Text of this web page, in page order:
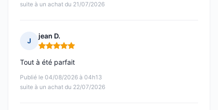
suite à un achat du 21/07/2026
J
jean D.
Note : 5 sur 5
Publié le 04/08/2026 à 04h13
suite à un achat du 22/07/2026
Tout à été parfait